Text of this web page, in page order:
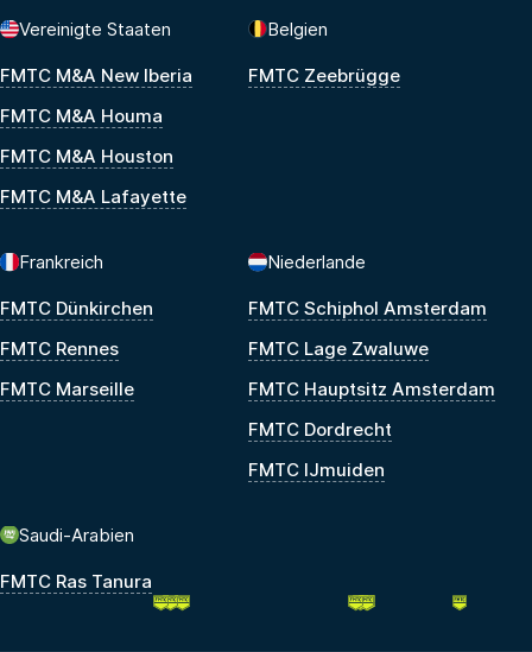
Vereinigte Staaten
FMTC M&A New Iberia
FMTC M&A Houma
FMTC M&A Houston
FMTC M&A Lafayette
Belgien
FMTC Zeebrügge
Frankreich
FMTC Dünkirchen
FMTC Rennes
FMTC Marseille
Niederlande
FMTC Schiphol Amsterdam
FMTC Lage Zwaluwe
FMTC Hauptsitz Amsterdam
FMTC Dordrecht
FMTC IJmuiden
Saudi-Arabien
FMTC Ras Tanura